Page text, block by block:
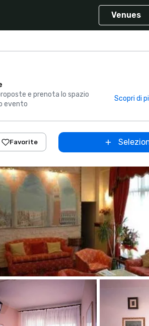
Venues
e prenota lo spazio
evento
Scopri di
Favorite